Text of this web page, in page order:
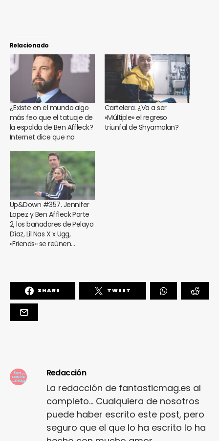
Relacionado
¿Existe en el mundo algo
más feo que el tatuaje de
la espalda de Ben Affleck?
Internet dice que no
Cartelera. ¿Va a ser
«Múltiple» el regreso
triunfal de Shyamalan?
Up&Down #357. Jennifer
Lopez y Ben Affleck Parte
2, los bañadores de Pelayo
Díaz, Lil Nas X x Ugg,
«Friends» se reúnen…
SHARE TWEET
Redacción
La redacción de fantasticmag.es al
completo... Cualquiera de nosotros
puede haber escrito este post, pero
seguro que el que lo ha escrito lo ha